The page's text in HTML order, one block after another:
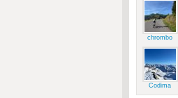
chrombo
Codima